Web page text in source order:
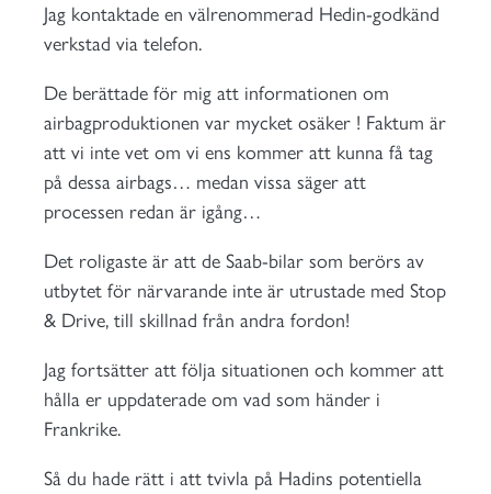
Jag kontaktade en välrenommerad Hedin-godkänd
verkstad via telefon.
De berättade för mig att informationen om
airbagproduktionen var mycket osäker ! Faktum är
att vi inte vet om vi ens kommer att kunna få tag
på dessa airbags… medan vissa säger att
processen redan är igång…
Det roligaste är att de Saab-bilar som berörs av
utbytet för närvarande inte är utrustade med Stop
& Drive, till skillnad från andra fordon!
Jag fortsätter att följa situationen och kommer att
hålla er uppdaterade om vad som händer i
Frankrike.
Så du hade rätt i att tvivla på Hadins potentiella